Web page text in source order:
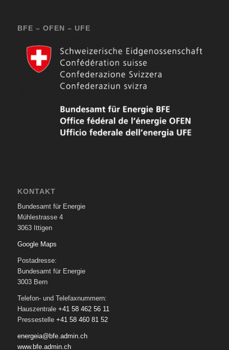
BFE – OFEN – UFE
KONTAKT
Bundesamt für Energie
Mühlestrasse 4
3063 Ittigen
Google Maps
Postadresse:
Bundesamt für Energie
3003 Bern
Telefon- und Telefaxnummern:
Hauszentrale +41 58 462 56 11
Pressestelle +41 58 460 81 52
energeia@bfe.admin.ch
www.bfe.admin.ch